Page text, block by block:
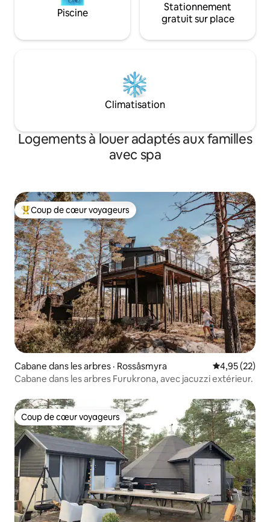
Piscine
Stationnement
gratuit sur place
Climatisation
Logements à louer adaptés aux familles
avec spa
Coup de cœur voyageurs parmi les plus aimés
Coup de cœur voyageurs
Cabane dans les arbres · Rossåsmyra Note
4,95 (22)
Cabane dans les arbres Furukrona, avec jacuzzi extérieur.
Coup de cœur voyageurs
Coup de cœur voyageurs